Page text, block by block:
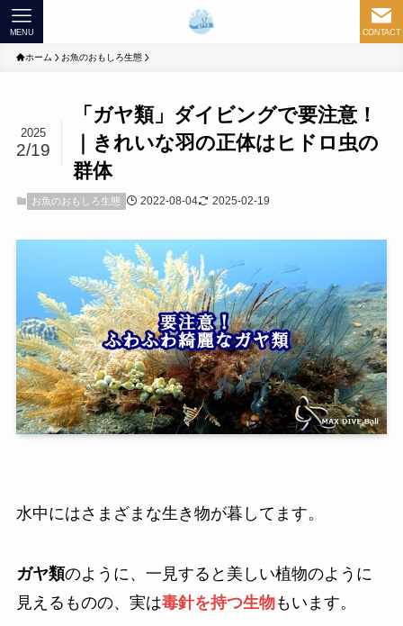
CONTACT
MENU
ホーム お魚のおもしろ生態
「ガヤ類」ダイビングで要注意！
｜きれいな羽の正体はヒドロ虫の
群体
2025
2/19
お魚のおもしろ生態 2022-08-04 2025-02-19
水中にはさまざまな生き物が暮してます。
ガヤ類のように、一見すると美しい植物のように
見えるものの、実は毒針を持つ生物もいます。